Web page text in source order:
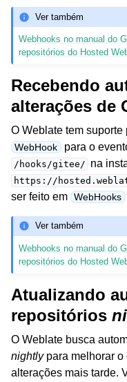
Ver também
Webhooks no manual do
repositórios do Hosted
Recebendo
alterações de
O Weblate tem
WebHook para o
/hooks/gitee/ na
https://
ser feito em WebHooks
Ver também
Webhooks no manual do
repositórios do Hosted
Atualizando
repositórios
O Weblate busca
nightlypara melhorar o
alterações mais tarde.